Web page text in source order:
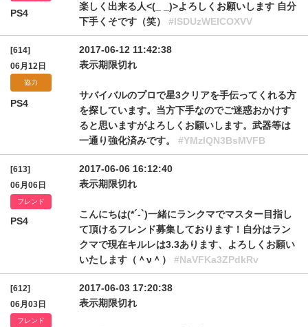
PS4
楽しく出来る人<(_ _)>よろしくお願いします 自分
下手くそです（笑） #lSDUzWElCOXVV
[614]
06月12日
協力
PS4
2017-06-12 11:42:38
表示期限切れ
サバイバルのプロで星3クリアを手伝ってくれる方
を探しています。当方下手なのでご迷惑おかけす
ると思いますがよろしくお願いします。武器等は
一通り強化済みです。 #YMzlQN3BsMVFB
[613]
06月06日
フレンド
PS4
2017-06-06 16:12:40
表示期限切れ
こんにちは(*´-`)一緒にランクマでマスター目指し
て頂けるフレンド募集しております！自分はラン
クマで現在キルレは3.3あります、よろしくお願い
いたします（＾ν＾） #NaVFKa3ZPdkRv
[612]
06月03日
フレンド
2017-06-03 17:20:38
表示期限切れ